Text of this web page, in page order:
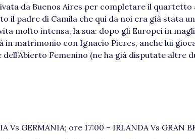
da Buenos Aires per completare il
il padre di Camila che qui da noi era già stata
molto intensa, la sua: dopo gli Europei in
matrimonio con Ignacio Pieres, anche lui
Femenino (ne ha già disputate altre
GERMANIA; ore 17:00 – IRLANDA Vs GRAN